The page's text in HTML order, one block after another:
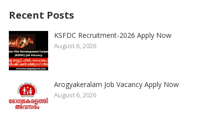
Recent Posts
KSFDC Recruitment-2026 Apply Now
August 6, 2026
Arogyakeralam Job Vacancy Apply Now
August 6, 2026